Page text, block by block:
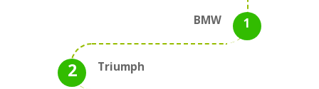
BMW
Triumph